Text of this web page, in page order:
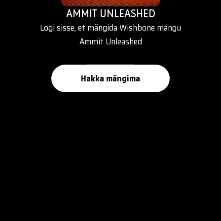
AMMIT UNLEASHED
Logi sisse, et mängida Wishbone mängu
Ammit Unleashed
Hakka mängima